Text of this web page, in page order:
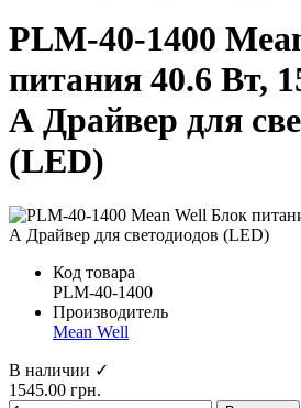
PLM-40-1400
питания 40.6 Вт,
А Драйвер для
(LED)
Код товара
PLM-40-1400
Производитель
Mean Well
В наличии ✓
1545.00 грн.